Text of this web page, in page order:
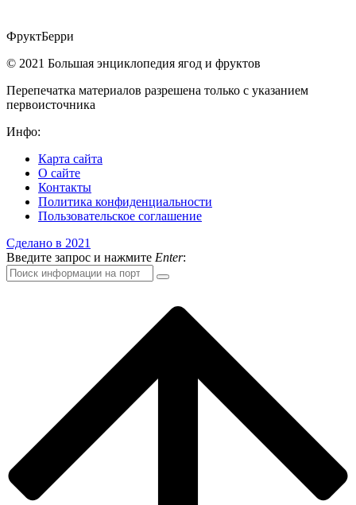
ФруктБерри
© 2021 Большая энциклопедия ягод и фруктов
Перепечатка материалов разрешена только с указанием
первоисточника
Инфо:
Карта сайта
О сайте
Контакты
Политика конфиденциальности
Пользовательское соглашение
Сделано в 2021
Введите запрос и нажмите Enter: